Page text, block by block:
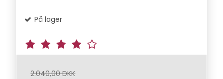
På lager
2.040,00 DKK